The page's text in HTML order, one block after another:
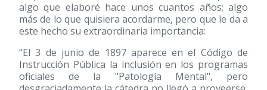
algo que elaboré hace unos cuantos años; algo
más de lo que quisiera acordarme, pero que le da a
este hecho su extraordinaria importancia:
“El 3 de junio de 1897 aparece en el Código de
Instrucción Pública la inclusión en los programas
oficiales de la "Patología Mental", pero